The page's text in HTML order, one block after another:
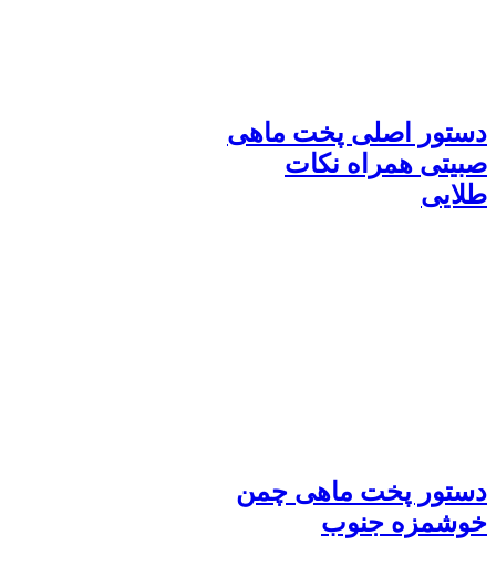
دستور اصلی پخت ماهی
صبیتی همراه نکات
طلایی
دستور پخت ماهی چمن
خوشمزه جنوب